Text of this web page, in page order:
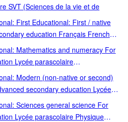
SVT (Sciences de la vie et de
First Educational: First / native
education Français French
Mathematics and numeracy For
Lycée parascolaire
Modern (non-native or second)
secondary education Lycée
Sciences general science For
Lycée parascolaire Physique